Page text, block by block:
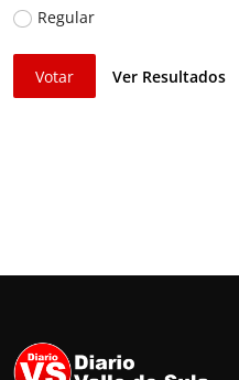
Regular
Votar Ver Resultados